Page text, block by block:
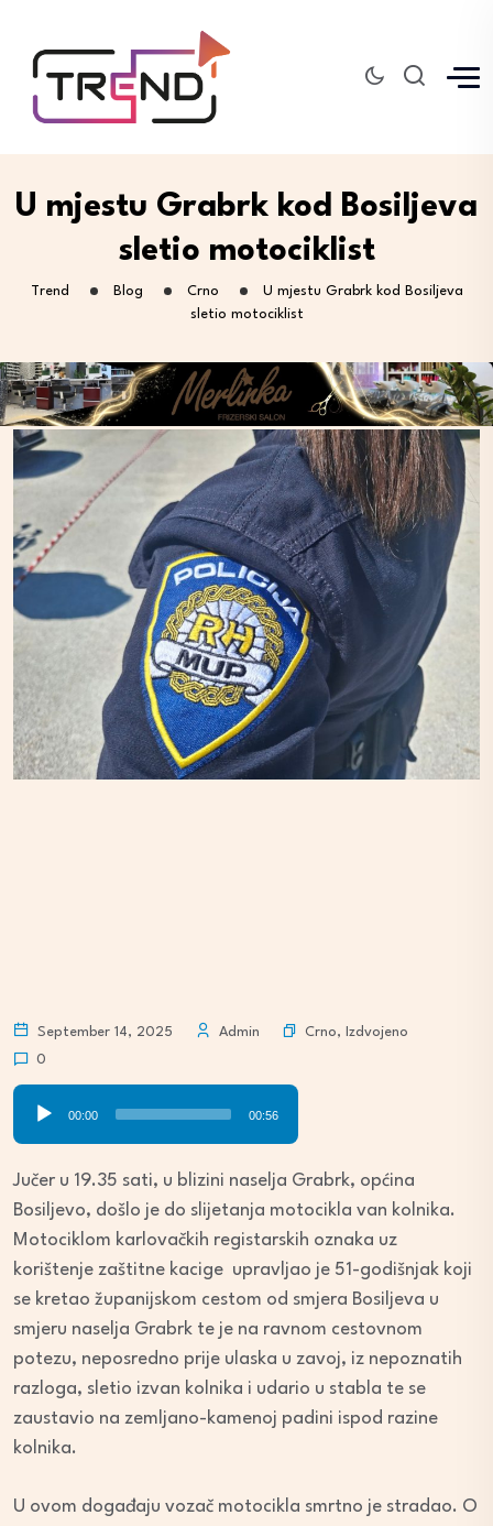
U mjestu Grabrk kod Bosiljeva
sletio motociklist
Trend Blog Crno
U mjestu Grabrk kod Bosiljeva
sletio motociklist
September 14, 2025 Admin Crno,
Izdvojeno
0
Audio
Player
00:00 00:56
Jučer u 19.35 sati, u blizini naselja Grabrk, općina
Bosiljevo, došlo je do slijetanja motocikla van kolnika.
Motociklom karlovačkih registarskih oznaka uz
korištenje zaštitne kacige upravljao je 51-godišnjak koji
se kretao županijskom cestom od smjera Bosiljeva u
smjeru naselja Grabrk te je na ravnom cestovnom
potezu, neposredno prije ulaska u zavoj, iz nepoznatih
razloga, sletio izvan kolnika i udario u stabla te se
zaustavio na zemljano-kamenoj padini ispod razine
kolnika.
U ovom događaju vozač motocikla smrtno je stradao. O